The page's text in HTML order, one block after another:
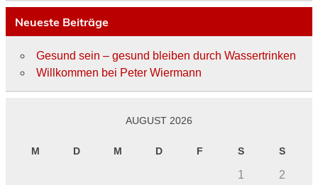
Neueste Beiträge
Gesund sein – gesund bleiben durch Wassertrinken
Willkommen bei Peter Wiermann
AUGUST 2026
M D M D F S S
1
2